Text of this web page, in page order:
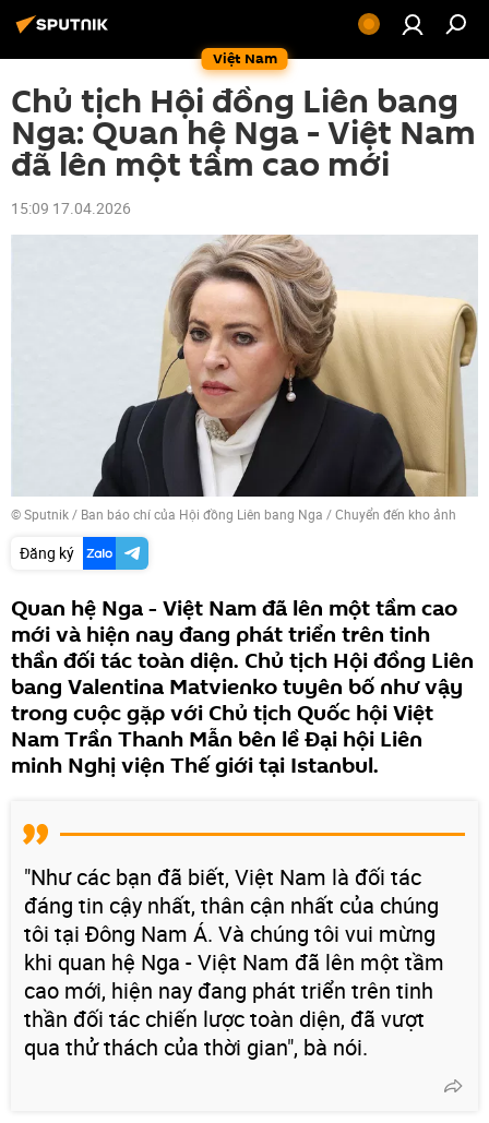
Việt Nam
Chủ tịch Hội đồng Liên bang
Nga: Quan hệ Nga - Việt Nam
đã lên một tầm cao mới
15:09 17.04.2026
© Sputnik / Ban báo chí của Hội đồng Liên bang Nga /Chuyển đến kho ảnh
Đăng ký
Quan hệ Nga - Việt Nam đã lên một tầm cao
mới và hiện nay đang phát triển trên tinh
thần đối tác toàn diện. Chủ tịch Hội đồng Liên
bang Valentina Matvienko tuyên bố như vậy
trong cuộc gặp với Chủ tịch Quốc hội Việt
Nam Trần Thanh Mẫn bên lề Đại hội Liên
minh Nghị viện Thế giới tại Istanbul.
"Như các bạn đã biết, Việt Nam là đối tác
đáng tin cậy nhất, thân cận nhất của chúng
tôi tại Đông Nam Á. Và chúng tôi vui mừng
khi quan hệ Nga - Việt Nam đã lên một tầm
cao mới, hiện nay đang phát triển trên tinh
thần đối tác chiến lược toàn diện, đã vượt
qua thử thách của thời gian", bà nói.